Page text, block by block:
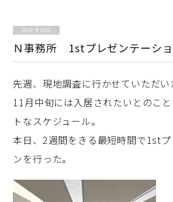
OLD BLOG
Ｎ事務所 1stプレゼンテーシ
先週、現地調査に行かせていただい
11月中旬には入居されたいとのこ
トなスケジュール。
本日、2週間をきる最短時間で1st
ンを行った。